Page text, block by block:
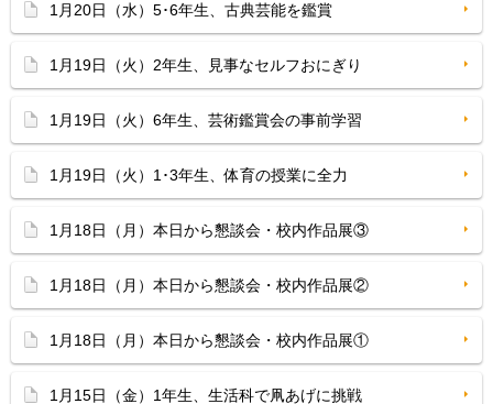
1月20日（水）5･6年生、古典芸能を鑑賞
1月19日（火）2年生、見事なセルフおにぎり
1月19日（火）6年生、芸術鑑賞会の事前学習
1月19日（火）1･3年生、体育の授業に全力
1月18日（月）本日から懇談会・校内作品展③
1月18日（月）本日から懇談会・校内作品展②
1月18日（月）本日から懇談会・校内作品展①
1月15日（金）1年生、生活科で凧あげに挑戦